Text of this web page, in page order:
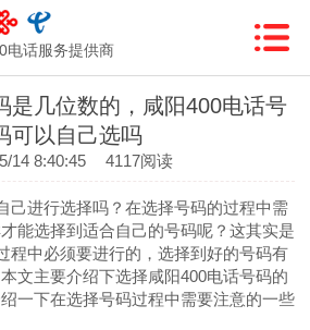
电话服务提供商
是几位数的，咸阳400电话号
可以自己选吗
14 8:40:45 4117阅读
己进行选择吗？在选择号码的过程中需
能选择到适合自己的号码呢？这其实是
程中必须要进行的，选择到好的号码有
文主要介绍下选择咸阳400电话号码的
一下在选择号码过程中需要注意的一些